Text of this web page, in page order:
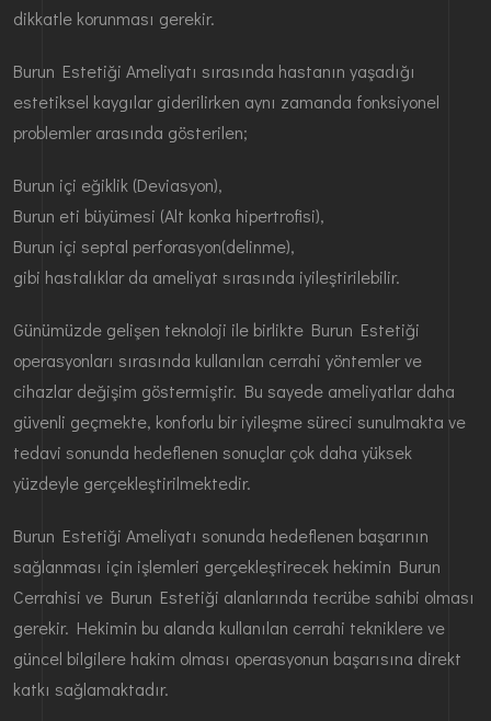
dikkatle korunması gerekir.
Burun Estetiği Ameliyatı sırasında hastanın yaşadığı
estetiksel kaygılar giderilirken aynı zamanda fonksiyonel
problemler arasında gösterilen;
Burun içi eğiklik (Deviasyon),
Burun eti büyümesi (Alt konka hipertrofisi),
Burun içi septal perforasyon(delinme),
gibi hastalıklar da ameliyat sırasında iyileştirilebilir.
Günümüzde gelişen teknoloji ile birlikte Burun Estetiği
operasyonları sırasında kullanılan cerrahi yöntemler ve
cihazlar değişim göstermiştir. Bu sayede ameliyatlar daha
güvenli geçmekte, konforlu bir iyileşme süreci sunulmakta ve
tedavi sonunda hedeflenen sonuçlar çok daha yüksek
yüzdeyle gerçekleştirilmektedir.
Burun Estetiği Ameliyatı sonunda hedeflenen başarının
sağlanması için işlemleri gerçekleştirecek hekimin Burun
Cerrahisi ve Burun Estetiği alanlarında tecrübe sahibi olması
gerekir. Hekimin bu alanda kullanılan cerrahi tekniklere ve
güncel bilgilere hakim olması operasyonun başarısına direkt
katkı sağlamaktadır.